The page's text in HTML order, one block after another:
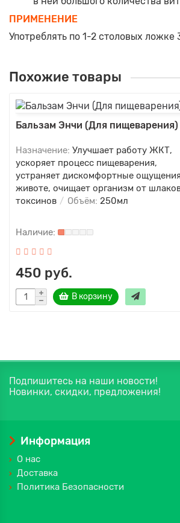
ПРИМЕНЕНИЕ
Употреблять по 1-2 столовых
Похожие товары
Бальзам Энчи (Для пищеварения)
Назначение: Улучшает работу ЖКТ,
ускоряет процесс пищеварения,
устраняет дискомфортные
животе, очищает организм от
токсинов
Объём: 250мл
450 руб.
В корзину
Подпишитесь на наши новости!
Новинки, скидки, предложения!
Информация
О нас
Доставка
Политика Безопасности